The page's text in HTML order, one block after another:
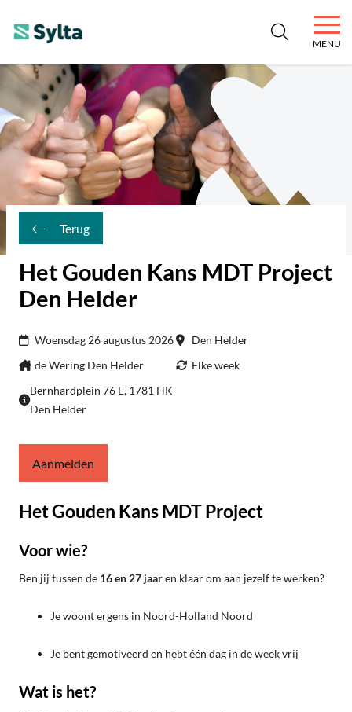
MENU
Terug
Het Gouden Kans MDT Project
Den Helder
Woensdag 26 augustus 2026
Den Helder
de Wering Den Helder
Elke week
Bernhardplein 76 E, 1781 HK
Den Helder
Aanmelden
Het Gouden Kans MDT Project
Voor wie?
Ben jij tussen de 16 en 27 jaaren klaar om aan jezelf te werken?
Je woont ergens in Noord-Holland Noord
Je bent gemotiveerd en hebt één dag in de week vrij
Wat is het?